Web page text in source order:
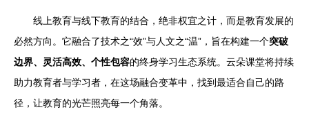
线上教育与线下教育的结合，绝非权宜之计，而是教育发展的
必然方向。它融合了技术之“效”与人文之“温”，旨在构建一个突破
边界、灵活高效、个性包容的终身学习生态系统。云朵课堂将持续
助力教育者与学习者，在这场融合变革中，找到最适合自己的路
径，让教育的光芒照亮每一个角落。